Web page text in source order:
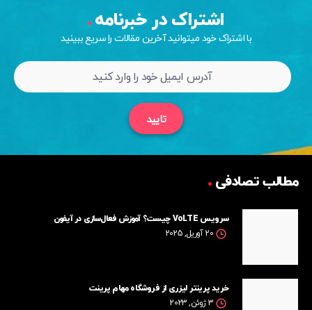
اشتراک در خبرنامه
با اشتراک خود میتوانید آخرین مقالات را سریع ببینید
تایید
مطالب تصادفی
سرویس VoLTE چیست؟ آموزش فعال‌سازی در آیفون
20 آوریل, 2025
خرید پرینتر لیزری از فروشگاه مهام پرینت
3 ژوئن, 2023